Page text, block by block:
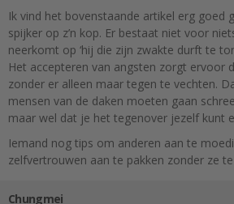
Ik vind het bovenstaande artikel erg goed
spijker op z’n kop. Er bestaat niet voor
neerkomt op ‘hij die zijn zwakte durft te
Het accepteren van angsten zorgt ervoor
zonder er alleen maar tegen te vechten.
mensen van de daken moeten gaan
maar wel dat je het tegenover jezelf kunt
Iemand nog tips om anderen aan te
zelfvertrouwen aan te pakken zonder ze
Chungmei